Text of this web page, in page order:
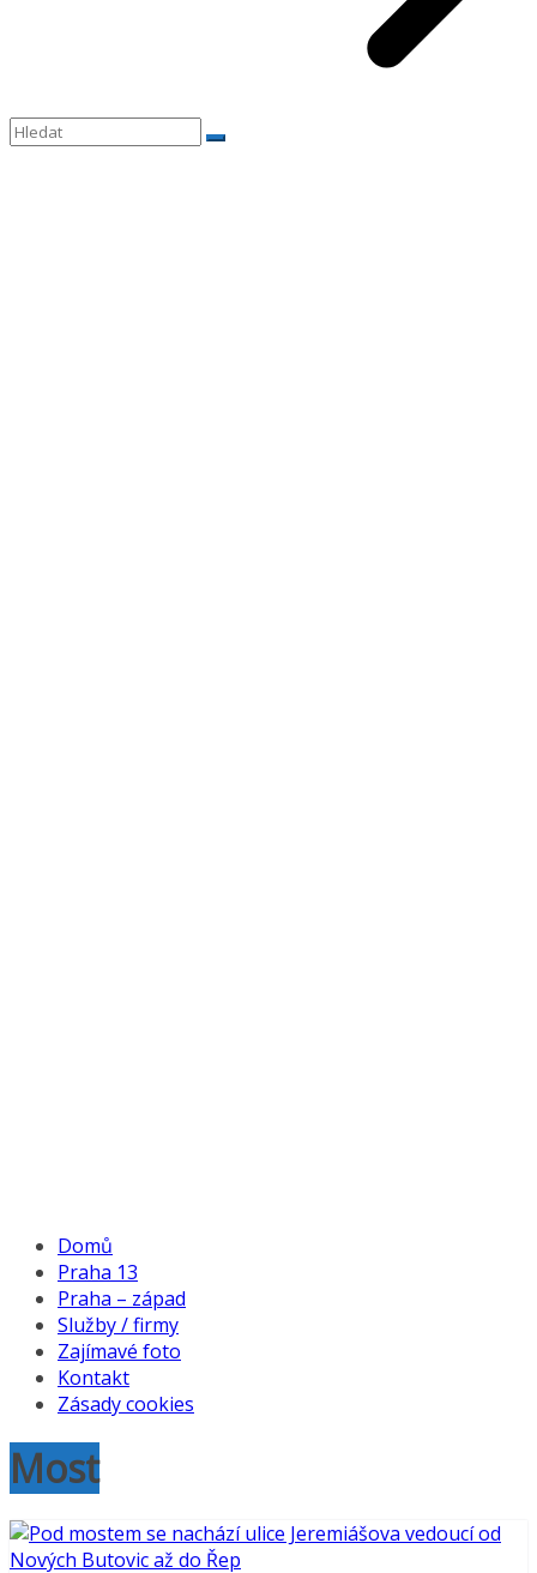
Domů
Praha 13
Praha – západ
Služby / firmy
Zajímavé foto
Kontakt
Zásady cookies
Most